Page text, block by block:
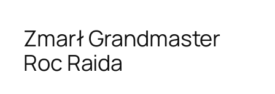
Zmarł Grandmaster
Roc Raida